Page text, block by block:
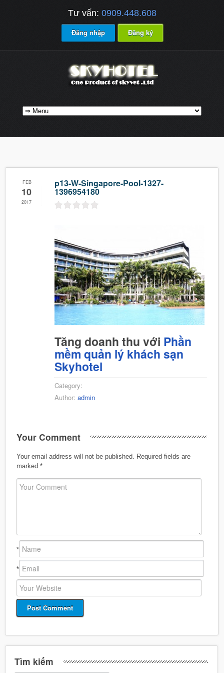
Tư vấn: 0909.448.608
Đăng nhập Đăng ký
FEB
10
2017
p13-W-Singapore-Pool-1327-
1396954180
Tăng doanh thu với Phần
mềm quản lý khách sạn
Skyhotel
Category:
Author: admin
Your Comment
Your email address will not be published.
Required fields are
marked *
*
*
Tìm kiếm